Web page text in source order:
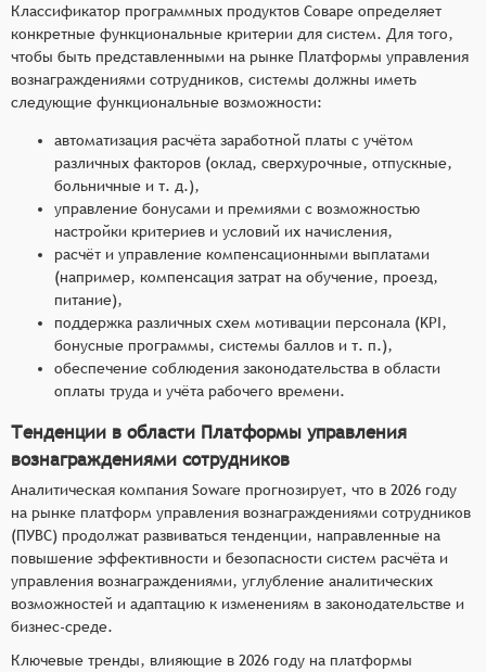
Классификатор программных продуктов Соваре определяет
конкретные функциональные критерии для систем. Для того,
чтобы быть представленными на рынке Платформы управления
вознаграждениями сотрудников, системы должны иметь
следующие функциональные возможности:
автоматизация расчёта заработной платы с учётом
различных факторов (оклад, сверхурочные, отпускные,
больничные и т. д.),
управление бонусами и премиями с возможностью
настройки критериев и условий их начисления,
расчёт и управление компенсационными выплатами
(например, компенсация затрат на обучение, проезд,
питание),
поддержка различных схем мотивации персонала (KPI,
бонусные программы, системы баллов и т. п.),
обеспечение соблюдения законодательства в области
оплаты труда и учёта рабочего времени.
Тенденции в области Платформы управления
вознаграждениями сотрудников
Аналитическая компания Soware прогнозирует, что в 2026 году
на рынке платформ управления вознаграждениями сотрудников
(ПУВС) продолжат развиваться тенденции, направленные на
повышение эффективности и безопасности систем расчёта и
управления вознаграждениями, углубление аналитических
возможностей и адаптацию к изменениям в законодательстве и
бизнес-среде.
Ключевые тренды, влияющие в 2026 году на платформы